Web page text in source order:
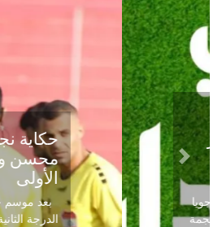
حكاية نجاح تبدأ من
محسن وتنتهي في
الأولى
بعد موسم حافل بالإثارة
الدرجة الثانية، نجح الإخاء
Previous